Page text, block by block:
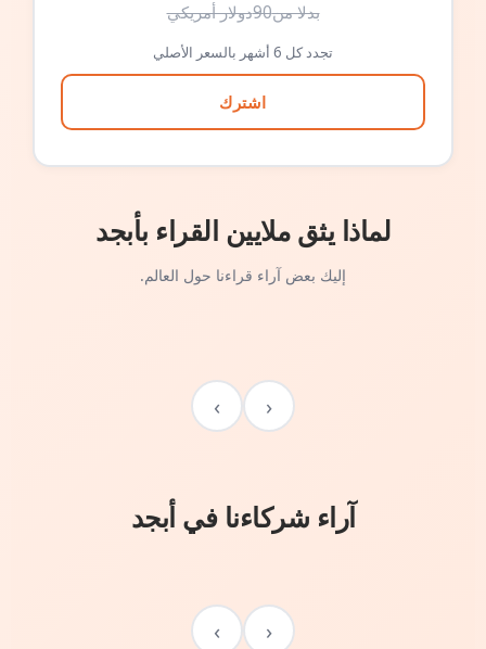
بدلا من90دولار أمريكي
تجدد كل 6 أشهر بالسعر الأصلي
اشترك
لماذا يثق ملايين القراء بأبجد
إليك بعض آراء قراءنا حول العالم.
‹
›
آراء شركاءنا في أبجد
‹
›